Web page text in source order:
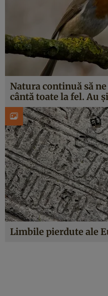
Natura continuă să
cântă toate la fel. Au
Limbile pierdute ale